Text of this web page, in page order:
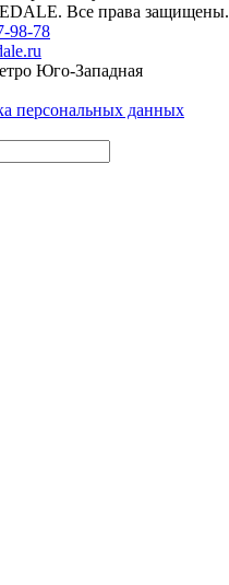
Все права защищены.
98-78
Юго-Западная
персональных данных